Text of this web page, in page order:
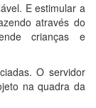
E estimular a
através do
crianças e
O servidor
na quadra da